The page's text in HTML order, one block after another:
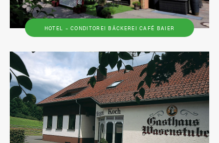
HOTEL – CONDITOREI BÄCKEREI CAFÉ BAIER